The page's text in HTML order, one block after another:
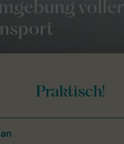
voller
Praktisch!